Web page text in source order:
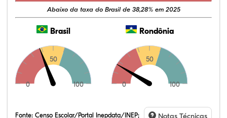
Abaixo da taxa do Brasil de 38,28% em 2025
Brasil
0
50
100
Rondônia
0
50
100
Fonte: Censo Escolar/Portal Inepdata/INEP;
Notas Técnicas